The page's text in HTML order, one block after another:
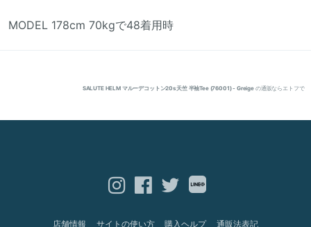
MODEL 178cm 70kgで48着用時
SALUTE HELM マルーデコットン20s天竺 半袖Tee (76001) - Greige の通販ならエトフで
店舗情報 サイトの使い方 購入ヘルプ 通販法表記